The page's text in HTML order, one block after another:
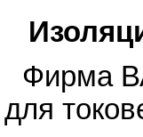
Фирма
для